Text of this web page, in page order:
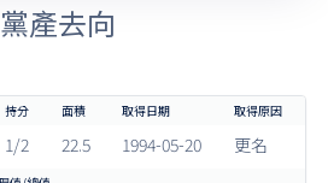
黨產去向
1/2 22.5 1994-05-20 更名